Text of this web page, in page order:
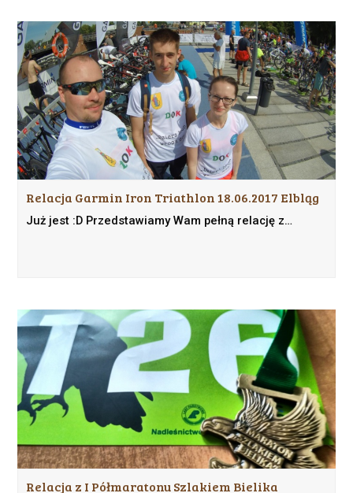
Relacja Garmin Iron Triathlon 18.06.2017 Elbląg
Już jest :D Przedstawiamy Wam pełną relację z…
Relacja z I Półmaratonu Szlakiem Bielika